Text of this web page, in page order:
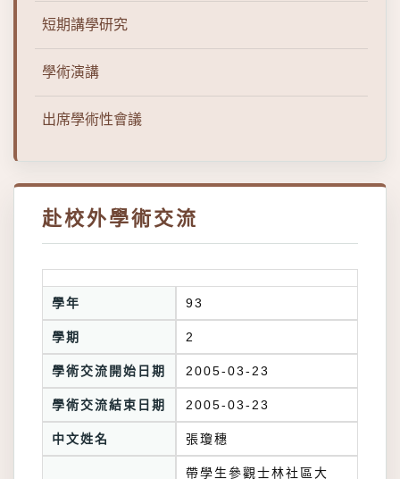
短期講學研究
學術演講
出席學術性會議
赴校外學術交流
學年 93
學期 2
學術交流開始日期 2005-03-23
學術交流結束日期 2005-03-23
中文姓名 張瓊穗
帶學生參觀士林社區大